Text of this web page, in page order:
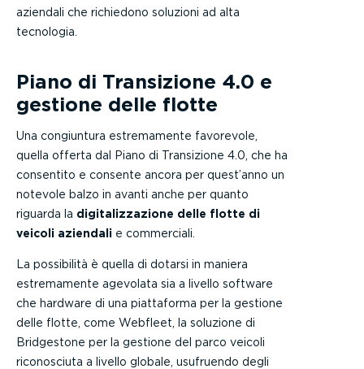
aziendali che richiedono soluzioni ad alta
tecnologia.
Piano di Transizione 4.0 e
gestione delle flotte
Una congiuntura estremamente favorevole,
quella offerta dal Piano di Transizione 4.0, che ha
consentito e consente ancora per quest’anno un
notevole balzo in avanti anche per quanto
riguarda la digitalizzazione delle flotte di
veicoli aziendali e commerciali.
La possibilità è quella di dotarsi in maniera
estremamente agevolata sia a livello software
che hardware di una piattaforma per la gestione
delle flotte, come Webfleet, la soluzione di
Bridgestone per la gestione del parco veicoli
riconosciuta a livello globale, usufruendo degli